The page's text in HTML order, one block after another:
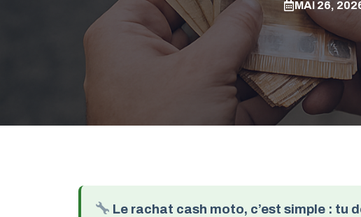
MAI 26,
Le rachat cash moto, c’est simple : tu